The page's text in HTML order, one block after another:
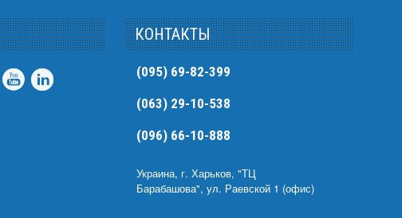
КОНТАКТЫ
(095) 69-82-399
(063) 29-10-538
(096) 66-10-888
Украина, г. Харьков, "ТЦ
Барабашова", ул. Раевской 1 (офис)